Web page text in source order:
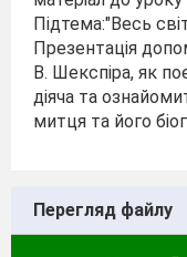
Підтема:"Весь
Презентація
В. Шекспіра, як
діяча та
митця та його
Перегляд файлу